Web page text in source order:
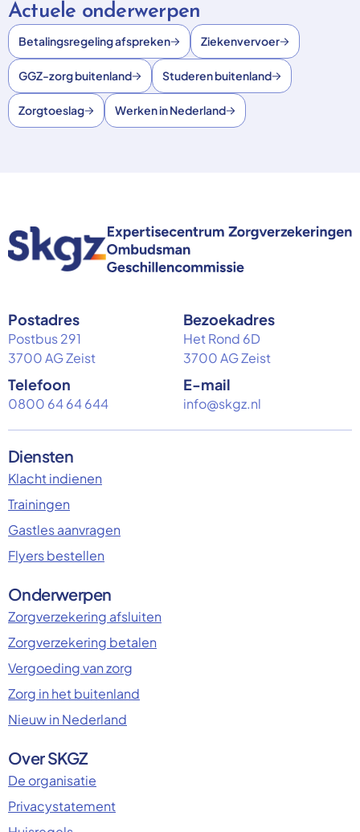
Actuele onderwerpen
Betalingsregeling afspreken Ziekenvervoer
GGZ-zorg buitenland Studeren buitenland
Zorgtoeslag Werken in Nederland
Postadres
Postbus 291
3700 AG Zeist
Bezoekadres
Het Rond 6D
3700 AG Zeist
Telefoon
0800 64 64 644
E-mail
info@skgz.nl
Diensten
Klacht indienen
Trainingen
Gastles aanvragen
Flyers bestellen
Onderwerpen
Zorgverzekering afsluiten
Zorgverzekering betalen
Vergoeding van zorg
Zorg in het buitenland
Nieuw in Nederland
Over SKGZ
De organisatie
Privacystatement